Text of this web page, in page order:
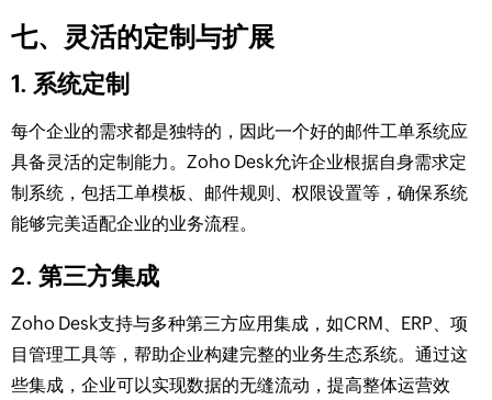
七、灵活的定制与扩展
1. 系统定制
每个企业的需求都是独特的，因此一个好的邮件工单系统应
具备灵活的定制能力。Zoho Desk允许企业根据自身需求定
制系统，包括工单模板、邮件规则、权限设置等，确保系统
能够完美适配企业的业务流程。
2. 第三方集成
Zoho Desk支持与多种第三方应用集成，如CRM、ERP、项
目管理工具等，帮助企业构建完整的业务生态系统。通过这
些集成，企业可以实现数据的无缝流动，提高整体运营效